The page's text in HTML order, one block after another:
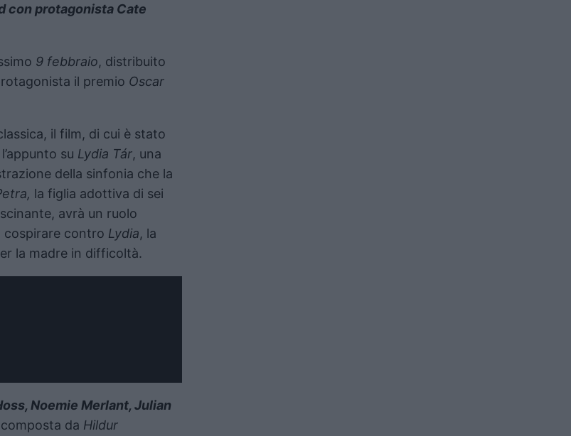
con protagonista Cate
9 febbraio, distribuito
il premio Oscar
il film, di cui è stato
su Lydia Tár, una
della sinfonia che la
la figlia adottiva di sei
avrà un ruolo
cospirare contro Lydia, la
la madre in difficoltà.
Noemie Merlant, Julian
da Hildur